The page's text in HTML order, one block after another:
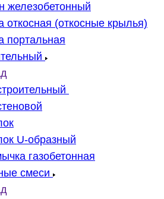
железобетонный
откосная (откосные крылья)
портальная
U-образный
газобетонная
смеси